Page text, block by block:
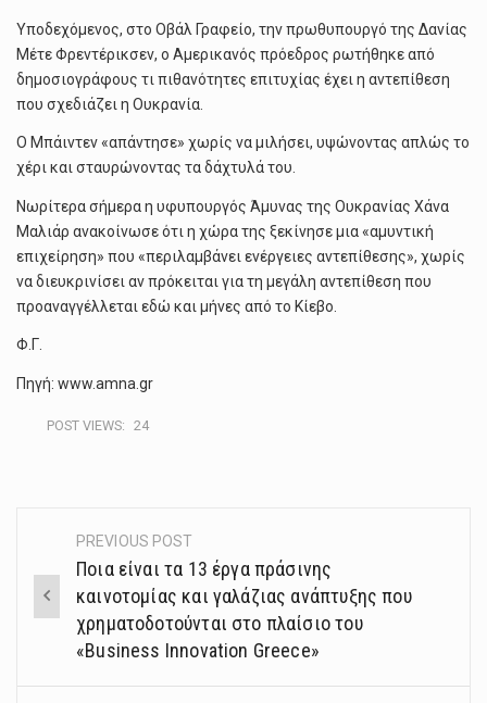
Υποδεχόμενος, στο Οβάλ Γραφείο, την πρωθυπουργό της Δανίας
Μέτε Φρεντέρικσεν, ο Αμερικανός πρόεδρος ρωτήθηκε από
δημοσιογράφους τι πιθανότητες επιτυχίας έχει η αντεπίθεση
που σχεδιάζει η Ουκρανία.
Ο Μπάιντεν «απάντησε» χωρίς να μιλήσει, υψώνοντας απλώς το
χέρι και σταυρώνοντας τα δάχτυλά του.
Νωρίτερα σήμερα η υφυπουργός Άμυνας της Ουκρανίας Χάνα
Μαλιάρ ανακοίνωσε ότι η χώρα της ξεκίνησε μια «αμυντική
επιχείρηση» που «περιλαμβάνει ενέργειες αντεπίθεσης», χωρίς
να διευκρινίσει αν πρόκειται για τη μεγάλη αντεπίθεση που
προαναγγέλλεται εδώ και μήνες από το Κίεβο.
Φ.Γ.
Πηγή: www.amna.gr
POST VIEWS: 24
Post
navigation
PREVIOUS POST
Ποια είναι τα 13 έργα πράσινης
καινοτομίας και γαλάζιας ανάπτυξης που
χρηματοδοτούνται στο πλαίσιο του
«Business Innovation Greece»